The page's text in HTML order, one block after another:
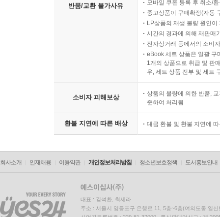
반품/교환 불가사유
모바일 쿠폰 등록 후 취소/
중고상품이 구매확정(자동
LP상품의 재생 불량 원인
시간의 경과에 의해 재판매
전자상거래 등에서의 소비
eBook 세트 상품은 일괄 구
1개의 상품으로 취급 및 판
우, 세트 상품 전부 및 세트
소비자 피해보상
상품의 불량에 의한 반품,
준하여 처리됨
환불 지연에 따른 배상 대금 환불 및 환불 지연에
회사소개 인재채용 이용약관 개인정보처리방침 청소년보호정책 도서홍보안내
대표 : 김석환, 최세라
주소 : 서울시 영등포구 은행로 11, 5층~6층(여의도동,일신